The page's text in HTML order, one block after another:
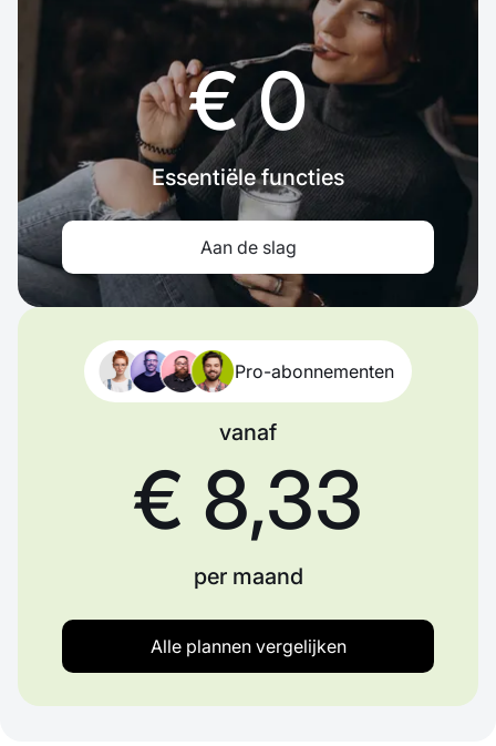
€ 0
Essentiële functies
Aan de slag
Pro-abonnementen
vanaf
€ 8,33
per maand
Alle plannen vergelijken